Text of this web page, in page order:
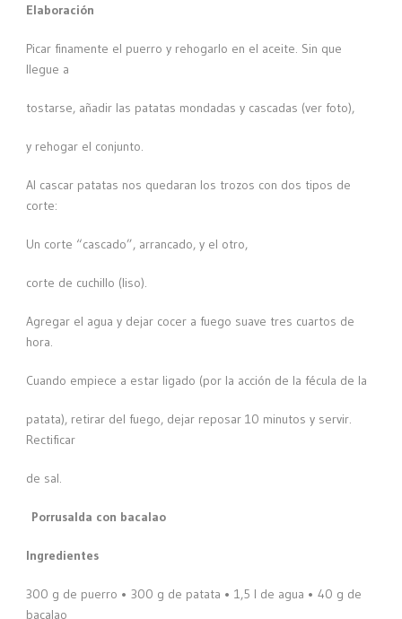
Elaboración
Picar finamente el puerro y rehogarlo en el aceite. Sin que
llegue a
tostarse, añadir las patatas mondadas y cascadas (ver foto),
y rehogar el conjunto.
Al cascar patatas nos quedaran los trozos con dos tipos de
corte:
Un corte “cascado”, arrancado, y el otro,
corte de cuchillo (liso).
Agregar el agua y dejar cocer a fuego suave tres cuartos de
hora.
Cuando empiece a estar ligado (por la acción de la fécula de la
patata), retirar del fuego, dejar reposar 10 minutos y servir.
Rectificar
de sal.
Porrusalda con bacalao
Ingredientes
300 g de puerro • 300 g de patata • 1,5 l de agua • 40 g de
bacalao